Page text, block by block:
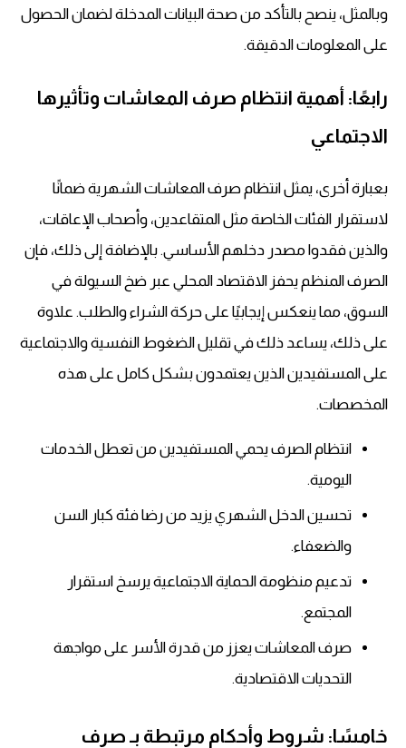
وبالمثل، ينصح بالتأكد من صحة البيانات المدخلة لضمان الحصول
على المعلومات الدقيقة.
رابعًا: أهمية انتظام صرف المعاشات وتأثيرها
الاجتماعي
بعبارة أخرى، يمثل انتظام صرف المعاشات الشهرية ضمانًا
لاستقرار الفئات الخاصة مثل المتقاعدين، وأصحاب الإعاقات،
والذين فقدوا مصدر دخلهم الأساسي. بالإضافة إلى ذلك، فإن
الصرف المنظم يحفز الاقتصاد المحلي عبر ضخ السيولة في
السوق، مما ينعكس إيجابيًا على حركة الشراء والطلب. علاوة
على ذلك، يساعد ذلك في تقليل الضغوط النفسية والاجتماعية
على المستفيدين الذين يعتمدون بشكل كامل على هذه
المخصصات.
انتظام الصرف يحمي المستفيدين من تعطل الخدمات
اليومية.
تحسين الدخل الشهري يزيد من رضا فئة كبار السن
والضعفاء.
تدعيم منظومة الحماية الاجتماعية يرسخ استقرار
المجتمع.
صرف المعاشات يعزز من قدرة الأسر على مواجهة
التحديات الاقتصادية.
خامسًا: شروط وأحكام مرتبطة بـ صرف